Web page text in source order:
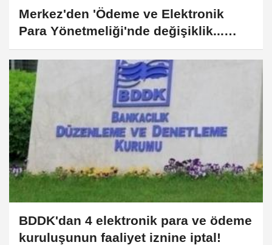
Merkez'den 'Ödeme ve Elektronik
Para Yönetmeliği'nde değişiklik...
Nemalandırma uygulaması sisteme
dahil edildi
BDDK'dan 4 elektronik para ve ödeme
kuruluşunun faaliyet iznine iptal!